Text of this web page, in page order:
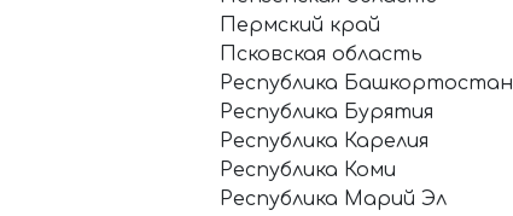
Пермский край
Псковская область
Республика Башкортостан
Республика Бурятия
Республика Карелия
Республика Коми
Республика Марий Эл